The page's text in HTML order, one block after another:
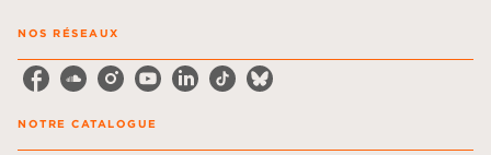
NOS RÉSEAUX
NOTRE CATALOGUE